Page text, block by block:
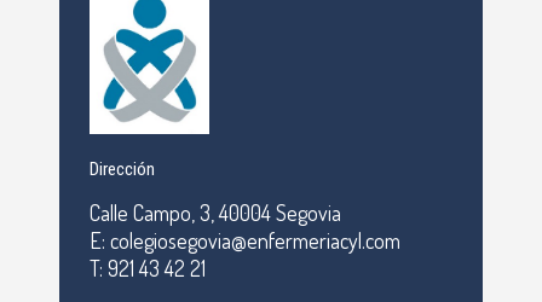
Dirección
Calle Campo, 3, 40004 Segovia
E: colegiosegovia@enfermeriacyl.com
T: 921 43 42 21